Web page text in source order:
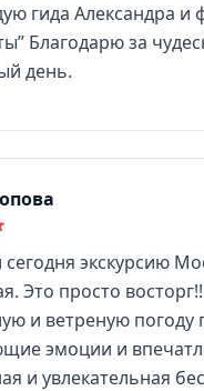
гида Александра и
Благодарю за
день.
экскурсию
Это просто
и ветреную погоду
эмоции и
и увлекательная